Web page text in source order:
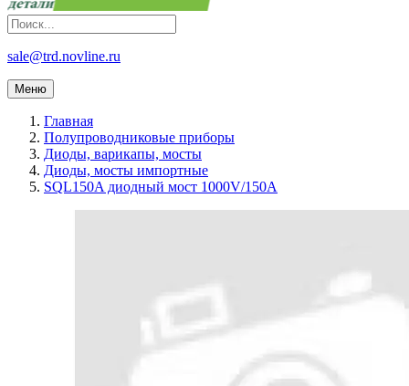
sale@trd.novline.ru
Меню
Главная
Полупроводниковые приборы
Диоды, варикапы, мосты
Диоды, мосты импортные
SQL150A диодный мост 1000V/150A